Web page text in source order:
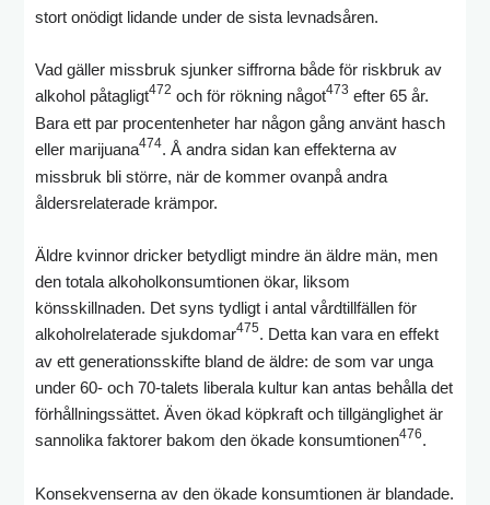
stort onödigt lidande under de sista levnadsåren.
Vad gäller missbruk sjunker siffrorna både för riskbruk av
alkohol påtagligt472 och för rökning något473 efter 65 år.
Bara ett par procentenheter har någon gång använt hasch
eller marijuana474. Å andra sidan kan effekterna av
missbruk bli större, när de kommer ovanpå andra
åldersrelaterade krämpor.
Äldre kvinnor dricker betydligt mindre än äldre män, men
den totala alkoholkonsumtionen ökar, liksom
könsskillnaden. Det syns tydligt i antal vårdtillfällen för
alkoholrelaterade sjukdomar475. Detta kan vara en effekt
av ett generationsskifte bland de äldre: de som var unga
under 60- och 70-talets liberala kultur kan antas behålla det
förhållningssättet. Även ökad köpkraft och tillgänglighet är
sannolika faktorer bakom den ökade konsumtionen476.
Konsekvenserna av den ökade konsumtionen är blandade.